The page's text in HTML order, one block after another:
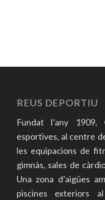
REUS DEPORTIU
Fundat l’any
esportives, al centre
les equipacions de
gimnàs, sales de
Una zona d’aigües
piscines